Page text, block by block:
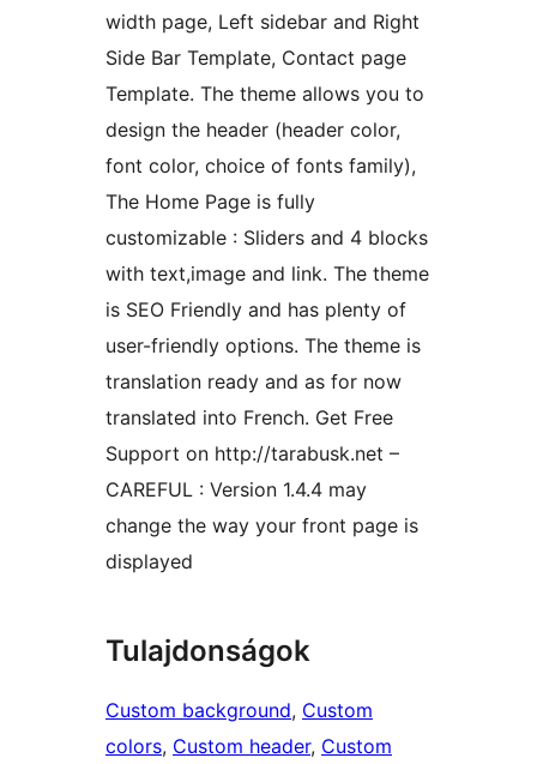
width page, Left sidebar and Right
Side Bar Template, Contact page
Template. The theme allows you to
design the header (header color,
font color, choice of fonts family),
The Home Page is fully
customizable : Sliders and 4 blocks
with text,image and link. The theme
is SEO Friendly and has plenty of
user-friendly options. The theme is
translation ready and as for now
translated into French. Get Free
Support on http://tarabusk.net –
CAREFUL : Version 1.4.4 may
change the way your front page is
displayed
Tulajdonságok
Custom background, Custom
colors, Custom header, Custom